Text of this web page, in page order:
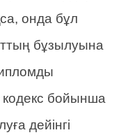
онда бұл
бұзылуына
бойынша
дейінгі